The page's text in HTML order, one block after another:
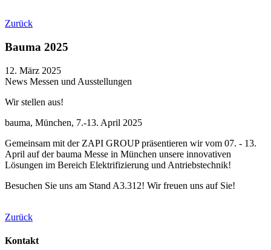
Zurück
Bauma 2025
12. März 2025
News Messen und Ausstellungen
Wir stellen aus!
bauma, München, 7.-13. April 2025
Gemeinsam mit der ZAPI GROUP präsentieren wir vom 07. - 13.
April auf der bauma Messe in München unsere innovativen
Lösungen im Bereich Elektrifizierung und Antriebstechnik!
Besuchen Sie uns am Stand A3.312! Wir freuen uns auf Sie!
Zurück
Kontakt